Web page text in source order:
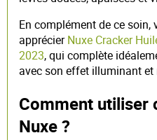
En complément de ce
apprécierNuxe Cracker
2023, qui complète
avec son effet illuminant et
Comment utiliser
Nuxe ?